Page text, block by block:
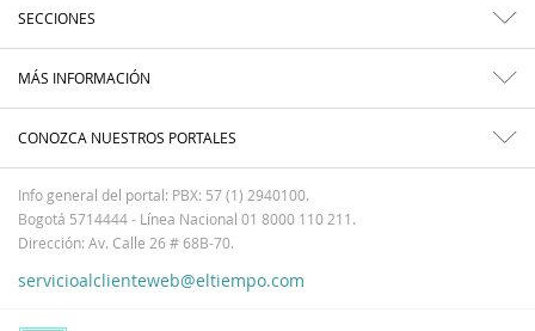
SECCIONES
MÁS INFORMACIÓN
CONOZCA NUESTROS PORTALES
Info general del portal: PBX: 57 (1) 2940100.
Bogotá 5714444 - Línea Nacional 01 8000 110 211.
Dirección: Av. Calle 26 # 68B-70.
servicioalclienteweb@eltiempo.com